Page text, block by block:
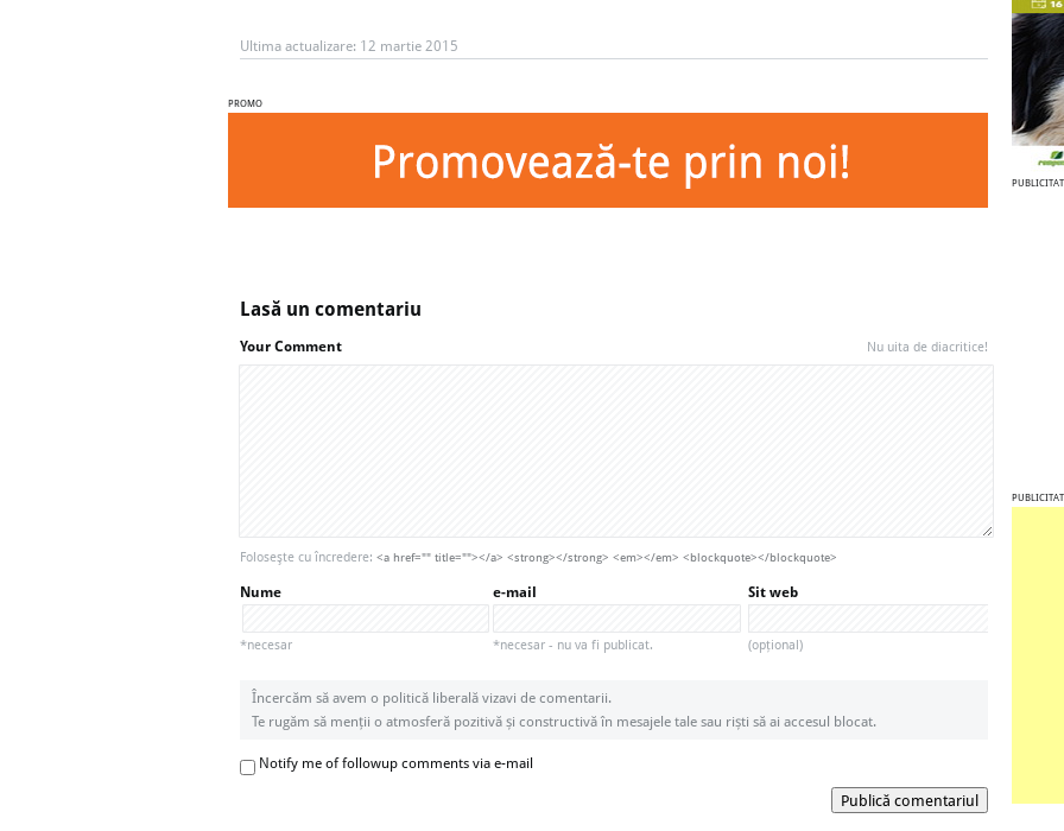
Ultima actualizare: 12 martie 2015
PROMO
Lasă un comentariu
Your Comment Nu uita de diacritice!
Foloseşte cu încredere: <a href="" title=""></a> <strong></strong> <em></em> <blockquote></blockquote>
Nume
*necesar
e-mail
*necesar - nu va fi publicat.
Sit web
(opțional)
Încercăm să avem o politică liberală vizavi de comentarii.
Te rugăm să menții o atmosferă pozitivă și constructivă în mesajele tale sau riști să ai accesul blocat.
Notify me of followup comments via e-mail
Publică comentariul